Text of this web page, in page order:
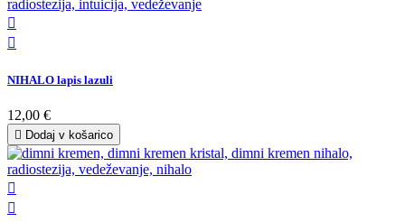


NIHALO lapis lazuli
12,00 €
 Dodaj v košarico

